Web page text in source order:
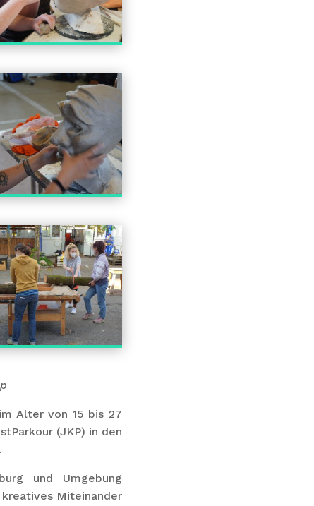
Alter von 15 bis 27
(JKP) in den
und Umgebung
Miteinander